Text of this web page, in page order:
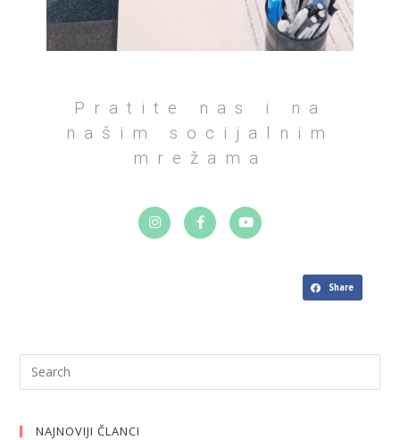
Pratite nas i na
našim socijalnim
mrežama
Share
NAJNOVIJI ČLANCI